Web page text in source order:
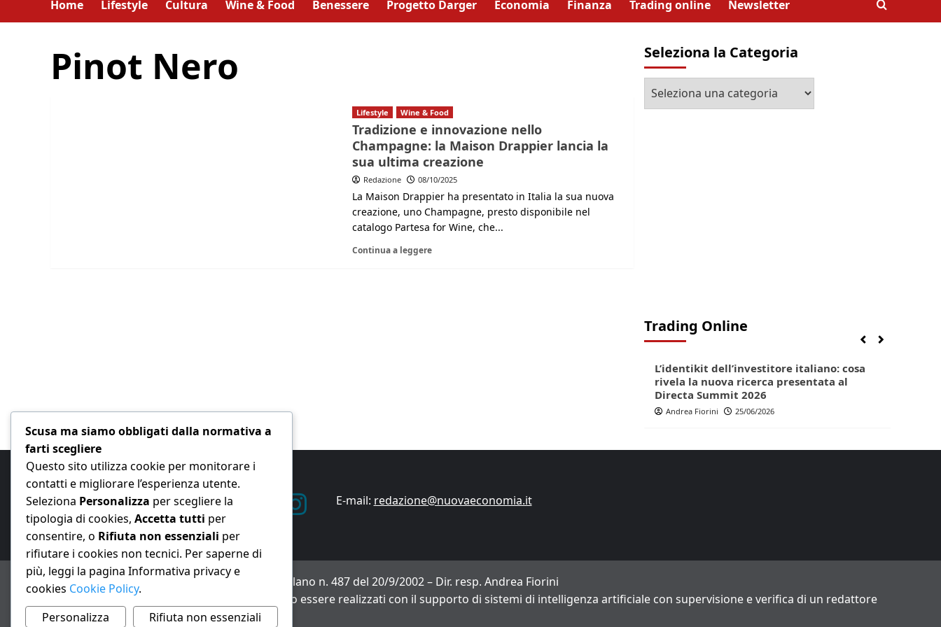
Home Lifestyle Cultura Wine & Food Benessere Progetto Darger Economia Finanza Trading online Newsletter
Pinot Nero
Lifestyle Wine & Food
Tradizione e innovazione nello
Champagne: la Maison Drappier lancia la
sua ultima creazione
Redazione 08/10/2025
La Maison Drappier ha presentato in Italia la sua nuova
creazione, uno Champagne, presto disponibile nel
catalogo Partesa for Wine, che...
Continua a leggere
Seleziona la Categoria
Seleziona
la
Trading Online
Finanza Lifestyle Trading online
L’identikit dell’investitore italiano: cosa
rivela la nuova ricerca presentata al
Directa Summit 2026
Andrea Fiorini 25/06/2026
E-mail: redazione@nuovaeconomia.it
ANNO XXIII – Testata giornalistica reg. Trib. Milano n. 487 del 20/9/2002 – Dir. resp. Andrea Fiorini
Avviso IA: alcuni articoli di questo sito possono essere realizzati con il supporto di sistemi di intelligenza artificiale con supervisione e verifica di un redattore
Informativa privacy e cookie
Scusa ma siamo obbligati dalla normativa a
farti scegliere
Questo sito utilizza cookie per monitorare i
contatti e migliorare l’esperienza utente.
Seleziona Personalizza per scegliere la
tipologia di cookies, Accetta tutti per
consentire, o Rifiuta non essenziali per
rifiutare i cookies non tecnici. Per saperne di
più, leggi la pagina Informativa privacy e
cookies Cookie Policy.
Personalizza
Rifiuta non essenziali